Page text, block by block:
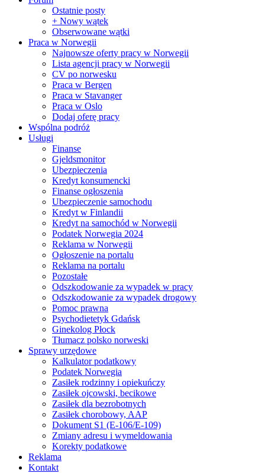
Ostatnie posty
+ Nowy wątek
Obserwowane wątki
Praca w Norwegii
Najnowsze oferty pracy w Norwegii
Lista agencji pracy w Norwegii
CV po norwesku
Praca w Bergen
Praca w Stavanger
Praca w Oslo
Dodaj oferę pracy
Wspólna podróż
Usługi
Finanse
Gjeldsmonitor
Ubezpieczenia
Kredyt konsumencki
Finanse ogłoszenia
Ubezpieczenie samochodu
Kredyt w Finlandii
Kredyt na samochód w Norwegii
Podatek Norwegia 2024
Reklama w Norwegii
Ogłoszenie na portalu
Reklama na portalu
Pozostałe
Odszkodowanie za wypadek w pracy
Odszkodowanie za wypadek drogowy
Pomoc prawna
Psychodietetyk Gdańsk
Ginekolog Płock
Tłumacz polsko norweski
Sprawy urzędowe
Kalkulator podatkowy
Podatek Norwegia
Zasiłek rodzinny i opiekuńczy
Zasiłek ojcowski, becikowe
Zasiłek dla bezrobotnych
Zasiłek chorobowy, AAP
Dokument S1 (E-106/E-109)
Zmiany adresu i wymeldowania
Korekty podatkowe
Reklama
Kontakt